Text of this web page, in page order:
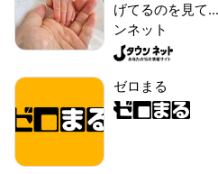
げてるのを見て
ンネット
ゼロまる